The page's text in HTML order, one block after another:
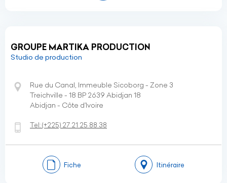
GROUPE MARTIKA PRODUCTION
Studio de production
Rue du Canal, Immeuble Sicoborg - Zone 3
Treichville - 18 BP 2639 Abidjan 18
Abidjan - Côte d’Ivoire
Tel:(+225) 27 21 25 88 38
Fiche Itinéraire